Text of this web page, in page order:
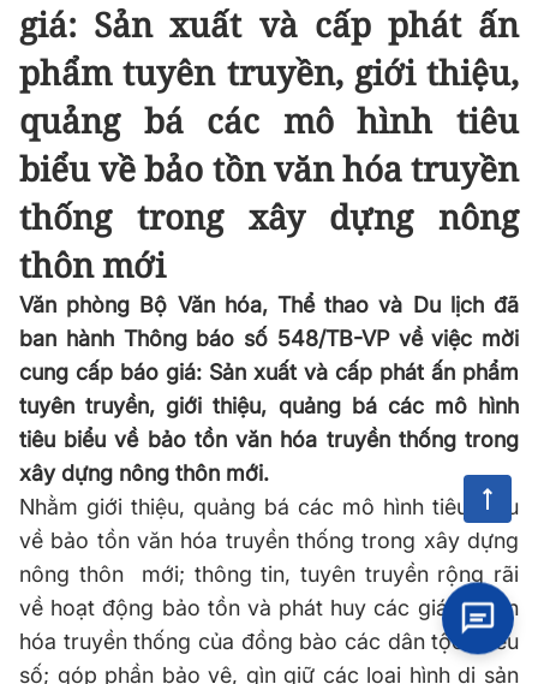
giá: Sản xuất và cấp phát ấn
phẩm tuyên truyền, giới thiệu,
quảng bá các mô hình tiêu
biểu về bảo tồn văn hóa truyền
thống trong xây dựng nông
thôn mới
Văn phòng Bộ Văn hóa, Thể thao và Du lịch đã
ban hành Thông báo số 548/TB-VP về việc mời
cung cấp báo giá: Sản xuất và cấp phát ấn phẩm
tuyên truyền, giới thiệu, quảng bá các mô hình
tiêu biểu về bảo tồn văn hóa truyền thống trong
xây dựng nông thôn mới.
Nhằm giới thiệu, quảng bá các mô hình tiêu biểu
về bảo tồn văn hóa truyền thống trong xây dựng
nông thôn mới; thông tin, tuyên truyền rộng rãi
về hoạt động bảo tồn và phát huy các giá trị văn
hóa truyền thống của đồng bào các dân tộc thiểu
số; góp phần bảo vệ, gìn giữ các loại hình di sản